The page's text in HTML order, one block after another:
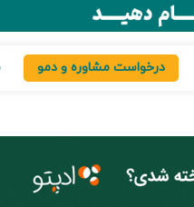
درخواست مشاوره و دمو